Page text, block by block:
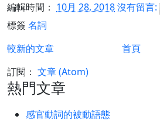
編輯時間： 10月 28, 2018沒有留言:
標簽 名詞
較新的文章
首頁
訂閱： 文章 (Atom)
熱門文章
感官動詞的被動語態